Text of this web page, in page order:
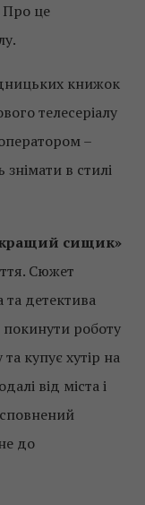
Про це
книжок
телесеріалу
–
в стилі
сищик»
Сюжет
та детектива
роботу
купує хутір на
від міста і
до